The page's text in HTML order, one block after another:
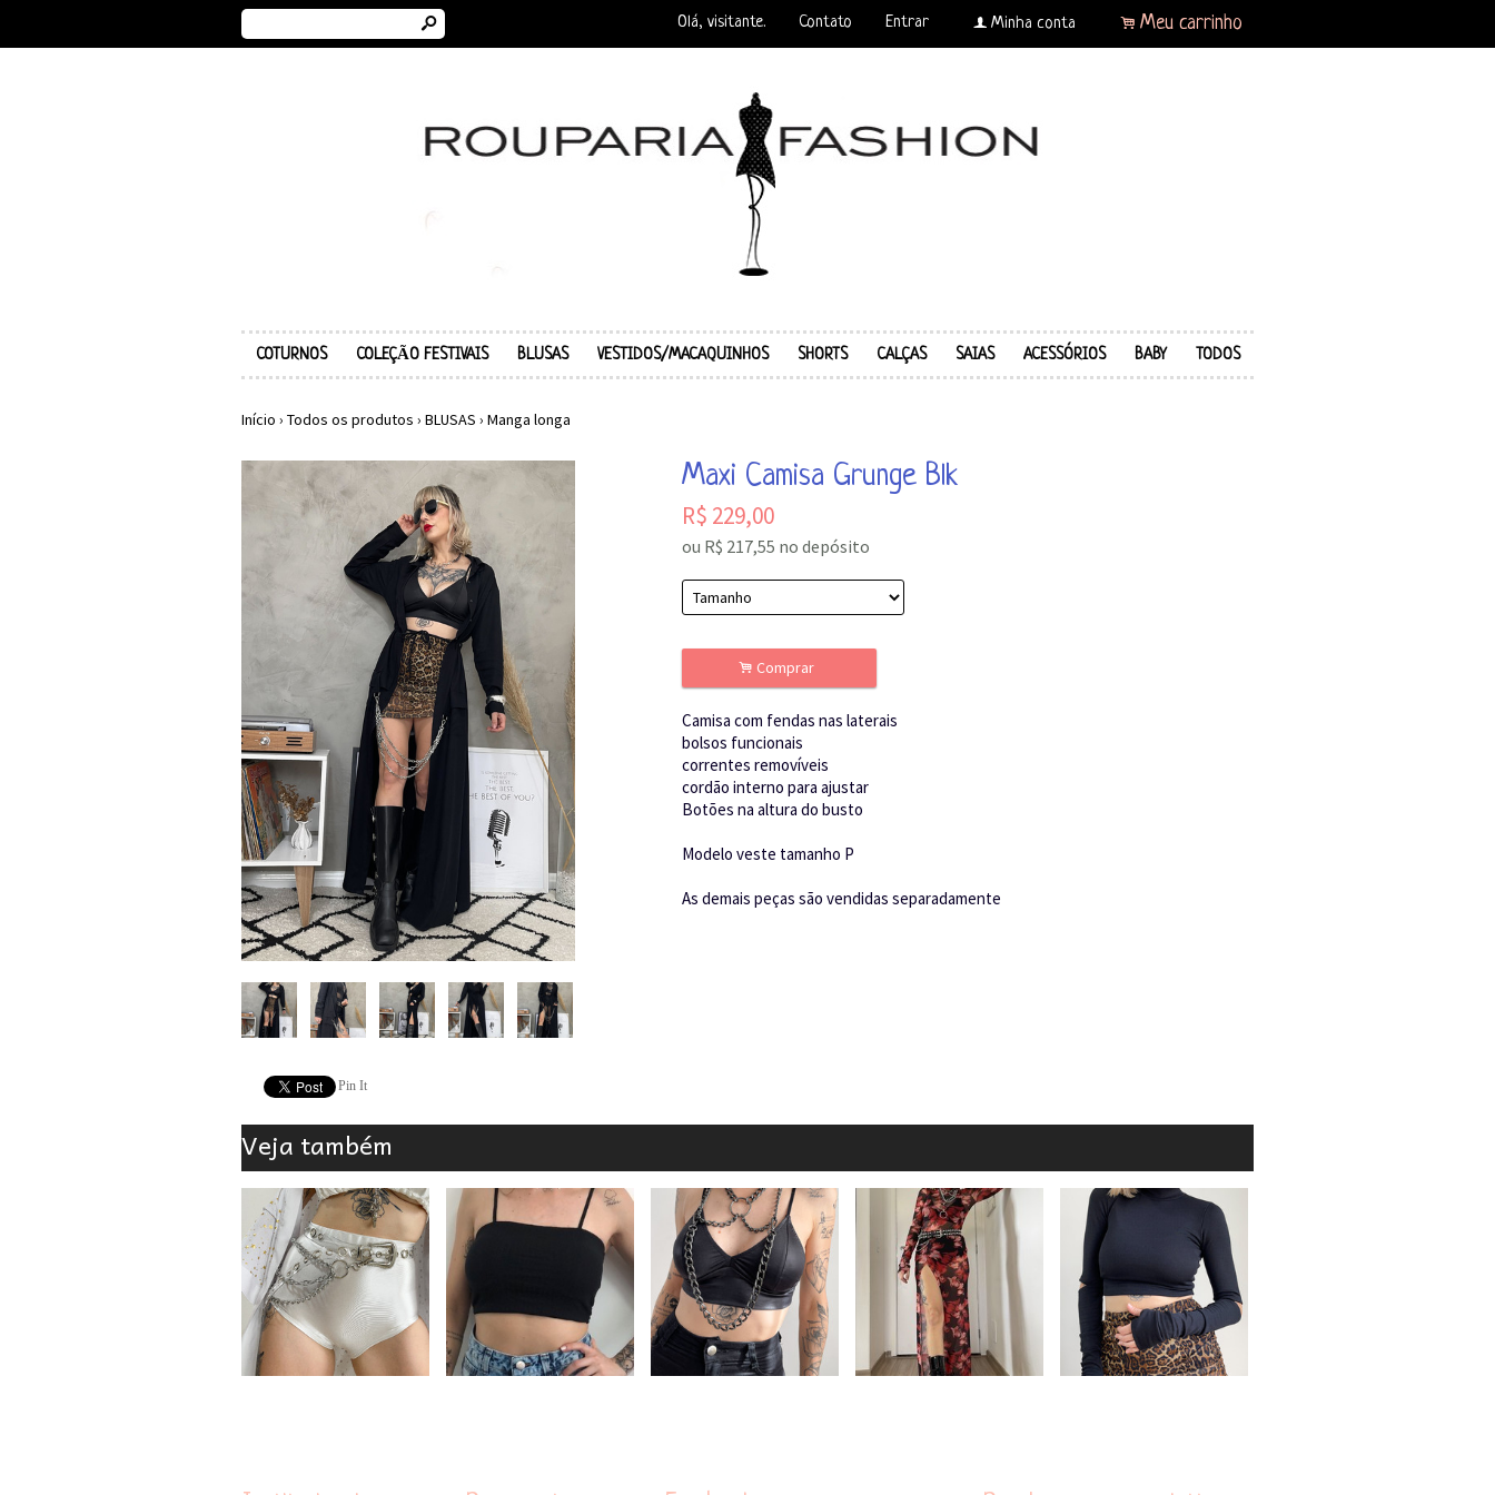
s Olá, visitante. Contato Entrar f Minha conta . Meu carrinho
COTURNOS COLEÇÃO FESTIVAIS BLUSAS VESTIDOS/MACAQUINHOS SHORTS CALÇAS SAIAS ACESSÓRIOS BABY TODOS
Início › Todos os produtos › BLUSAS › Manga longa
Pin It
Maxi Camisa Grunge Blk
R$ 229,00
ou R$ 217,55 no depósito
. Comprar
Camisa com fendas nas laterais
bolsos funcionais
correntes removíveis
cordão interno para ajustar
Botões na altura do busto
Modelo veste tamanho P
As demais peças são vendidas separadamente
Veja também